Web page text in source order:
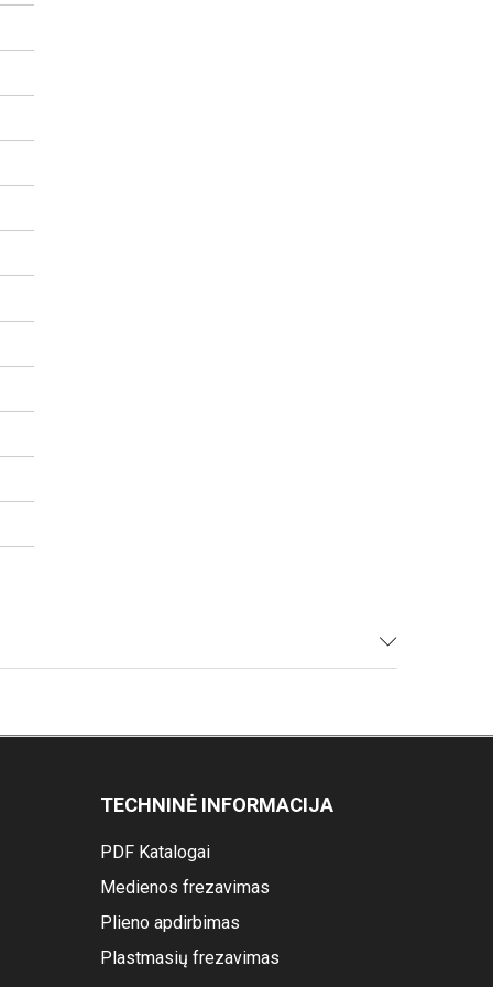
TECHNINĖ INFORMACIJA
PDF Katalogai
Medienos frezavimas
Plieno apdirbimas
Plastmasių frezavimas